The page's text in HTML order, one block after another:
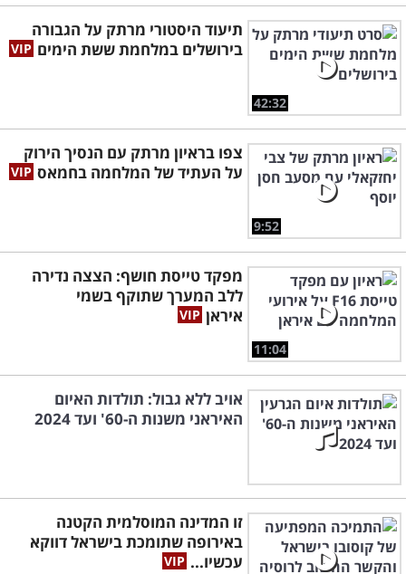
42:32
תיעוד היסטורי מרתק על הגבורה
בירושלים במלחמת ששת הימים
9:52
צפו בראיון מרתק עם הנסיך הירוק
על העתיד של המלחמה בחמאס
11:04
מפקד טייסת חושף: הצצה נדירה
ללב המערך שתוקף בשמי
איראן
אויב ללא גבול: תולדות האיום
האיראני משנות ה-60' ועד 2024
זו המדינה המוסלמית הקטנה
באירופה שתומכת בישראל דווקא
עכשיו...